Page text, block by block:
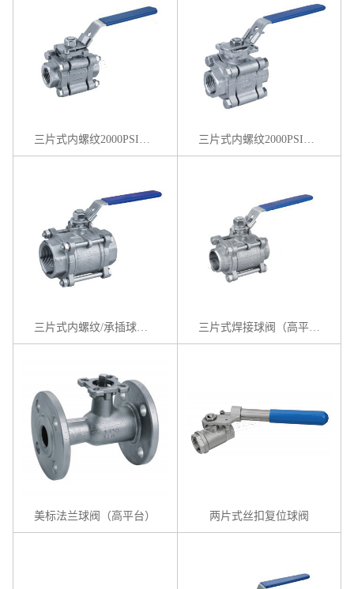
三片式内螺纹/承插球阀（高平台） 三片式焊接球阀（高平台）
美标法兰球阀（高平台） 两片式丝扣复位球阀